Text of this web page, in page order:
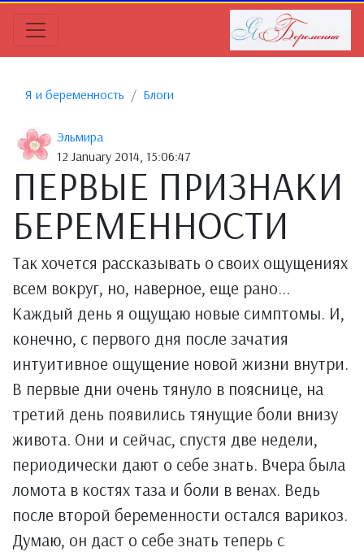
Я и беременность Блоги
Эльмира
12 January 2014, 15:06:47
ПЕРВЫЕ ПРИЗНАКИ
БЕРЕМЕННОСТИ
Так хочется рассказывать о своих ощущениях
всем вокруг, но, наверное, еще рано...
Каждый день я ощущаю новые симптомы. И,
конечно, с первого дня после зачатия
интуитивное ощущение новой жизни внутри.
В первые дни очень тянуло в пояснице, на
третий день появились тянущие боли внизу
живота. Они и сейчас, спустя две недели,
периодически дают о себе знать. Вчера была
ломота в костях таза и боли в венах. Ведь
после второй беременности остался варикоз.
Думаю, он даст о себе знать теперь с